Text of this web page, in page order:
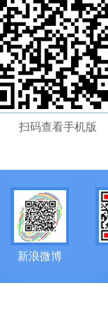
扫码查看手机版
新浪微博